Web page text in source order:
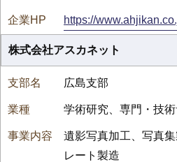
https://
株式会社アスカネット
広島支部
学術研究、専門・技
遺影写真加工、写真
レート製造